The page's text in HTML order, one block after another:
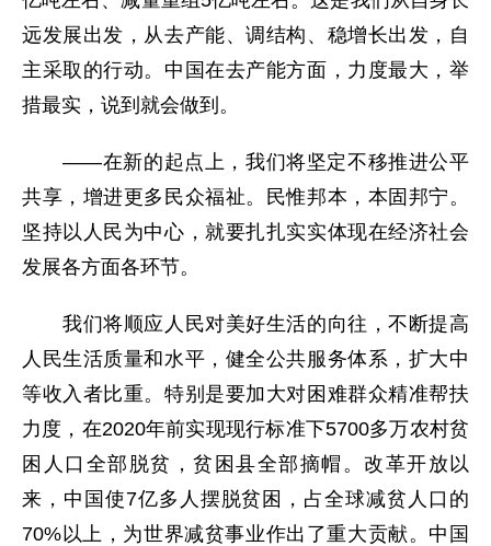
远发展出发，从去产能、调结构、稳增长出发，自
主采取的行动。中国在去产能方面，力度最大，举
措最实，说到就会做到。
——在新的起点上，我们将坚定不移推进公平
共享，增进更多民众福祉。民惟邦本，本固邦宁。
坚持以人民为中心，就要扎扎实实体现在经济社会
发展各方面各环节。
我们将顺应人民对美好生活的向往，不断提高
人民生活质量和水平，健全公共服务体系，扩大中
等收入者比重。特别是要加大对困难群众精准帮扶
力度，在2020年前实现现行标准下5700多万农村贫
困人口全部脱贫，贫困县全部摘帽。改革开放以
来，中国使7亿多人摆脱贫困，占全球减贫人口的
70%以上，为世界减贫事业作出了重大贡献。中国